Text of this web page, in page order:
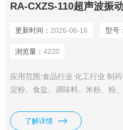
RA-CXZS-110超声波振
更新时间： 2026-06-16 型号：
浏览量： 4220
应用范围:食品行业 化工行业 制
淀粉、食盐、调味料、米粉、粉
粉末、中药粉、中药液、西药粉
了解详情